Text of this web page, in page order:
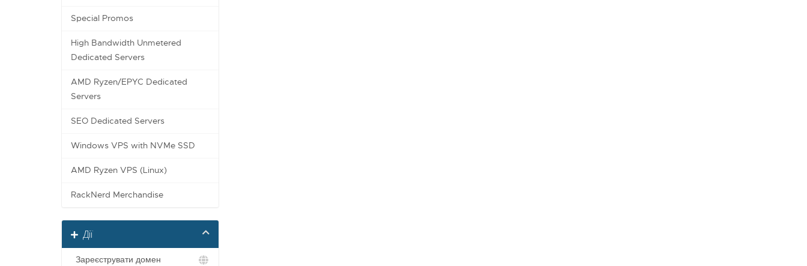
Special Promos
High Bandwidth Unmetered
Dedicated Servers
AMD Ryzen/EPYC Dedicated
Servers
SEO Dedicated Servers
Windows VPS with NVMe SSD
AMD Ryzen VPS (Linux)
RackNerd Merchandise
Дії
Зареєструвати домен